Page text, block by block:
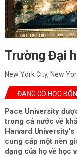
Trường Đại
New York City, New
ĐANG CÓ HỌC
Pace University
trong cả nước về
Harvard
cung cấp một nền
dạng của họ về học